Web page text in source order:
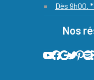
Dès 9h00.
Nos
Notre chaine YouTube officielle avec le pronostic quinté de notre expert chaque jour
Quinté Plus PMU : notre compte Facebook officiel ! L'actualité du Quinté et des courses hippiques by prono turf gratuit
Les meilleures infos hippiques sont relayées sur notre
Sur Pinterest, vous découvrez les plus belle
Podcast 100%